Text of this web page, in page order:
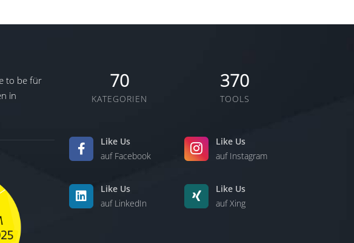
to be für
in
70
KATEGORIEN
370
TOOLS
Like Us
auf Facebook
Like Us
auf Instagram
Like Us
auf LinkedIn
Like Us
auf Xing